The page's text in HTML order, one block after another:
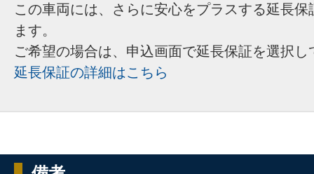
この車両には、さらに安心をプラスする延長
ます。
ご希望の場合は、申込画面で延長保証を選択し
延長保証の詳細はこちら